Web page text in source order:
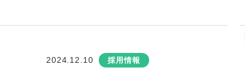
2024.12.10 採用情報